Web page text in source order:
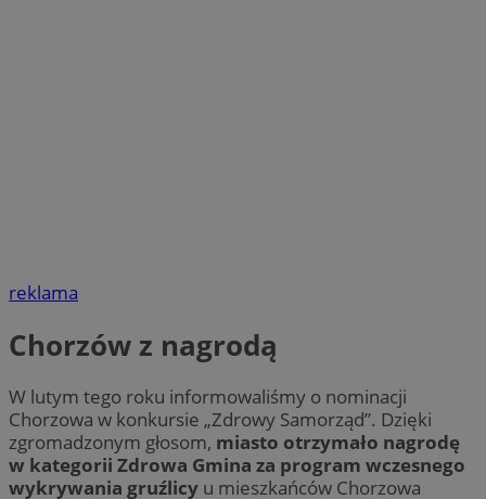
reklama
Chorzów z nagrodą
W lutym tego roku informowaliśmy o nominacji
Chorzowa w konkursie „Zdrowy Samorząd”. Dzięki
zgromadzonym głosom, miasto otrzymało nagrodę
w kategorii Zdrowa Gmina za program wczesnego
wykrywania gruźlicy u mieszkańców Chorzowa